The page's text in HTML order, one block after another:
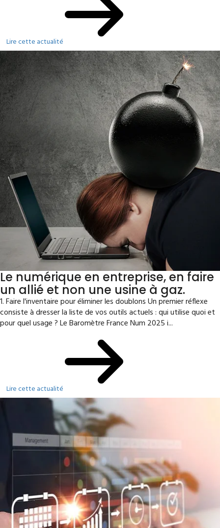
Lire cette actualité
Le numérique en entreprise, en faire
un allié et non une usine à gaz.
1. Faire l'inventaire pour éliminer les doublons Un premier réflexe
consiste à dresser la liste de vos outils actuels : qui utilise quoi et
pour quel usage ? Le Baromètre France Num 2025 i...
Lire cette actualité